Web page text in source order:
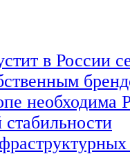
в России
необходима
стабильности